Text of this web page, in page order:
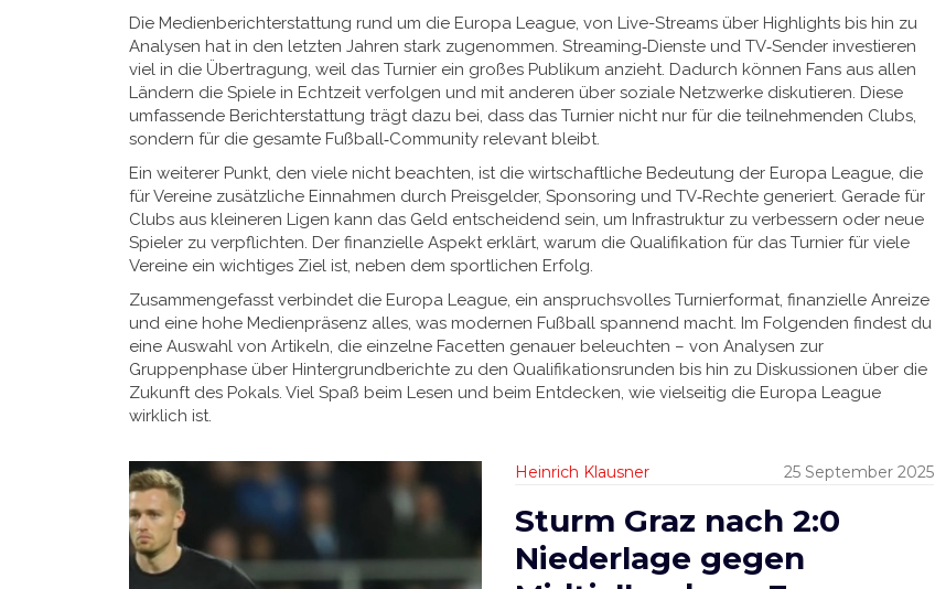
Die Medienberichterstattung rund um die Europa League, von Live-Streams über Highlights bis hin zu
Analysen hat in den letzten Jahren stark zugenommen. Streaming‑Dienste und TV‑Sender investieren
viel in die Übertragung, weil das Turnier ein großes Publikum anzieht. Dadurch können Fans aus allen
Ländern die Spiele in Echtzeit verfolgen und mit anderen über soziale Netzwerke diskutieren. Diese
umfassende Berichterstattung trägt dazu bei, dass das Turnier nicht nur für die teilnehmenden Clubs,
sondern für die gesamte Fußball‑Community relevant bleibt.
Ein weiterer Punkt, den viele nicht beachten, ist die wirtschaftliche Bedeutung der Europa League, die
für Vereine zusätzliche Einnahmen durch Preisgelder, Sponsoring und TV‑Rechte generiert. Gerade für
Clubs aus kleineren Ligen kann das Geld entscheidend sein, um Infrastruktur zu verbessern oder neue
Spieler zu verpflichten. Der finanzielle Aspekt erklärt, warum die Qualifikation für das Turnier für viele
Vereine ein wichtiges Ziel ist, neben dem sportlichen Erfolg.
Zusammengefasst verbindet die Europa League, ein anspruchsvolles Turnierformat, finanzielle Anreize
und eine hohe Medienpräsenz alles, was modernen Fußball spannend macht. Im Folgenden findest du
eine Auswahl von Artikeln, die einzelne Facetten genauer beleuchten – von Analysen zur
Gruppenphase über Hintergrundberichte zu den Qualifikationsrunden bis hin zu Diskussionen über die
Zukunft des Pokals. Viel Spaß beim Lesen und beim Entdecken, wie vielseitig die Europa League
wirklich ist.
Heinrich Klausner 25 September 2025
Sturm Graz nach 2:0
Niederlage gegen